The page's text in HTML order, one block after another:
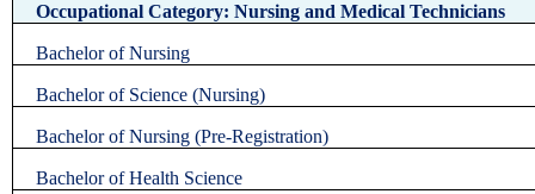
Occupational Category: Nursing and Medical Technicians
Bachelor of Nursing
Bachelor of Science (Nursing)
Bachelor of Nursing (Pre-Registration)
Bachelor of Health Science